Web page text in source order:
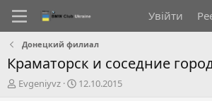
Увійти
Донецкий филиал
Краматорск и соседние
А
Evgeniyvz
Д12.10.2015